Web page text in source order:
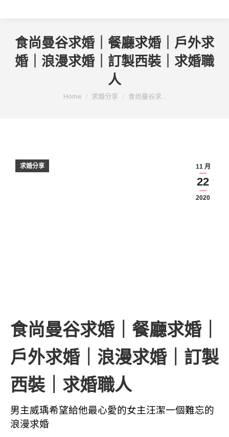
食尚曼谷求婚｜餐廳求婚｜戶外求
婚｜浪漫求婚｜訂製西裝｜求婚職
人
You are here:
Home 求婚分享 食尚曼谷求...
11 月
22
2020
求婚分享
食尚曼谷求婚｜餐廳求婚｜
戶外求婚｜浪漫求婚｜訂製
西裝｜求婚職人
男主威瑀希望給他最心愛的女主汪潔一個難忘的
浪漫求婚